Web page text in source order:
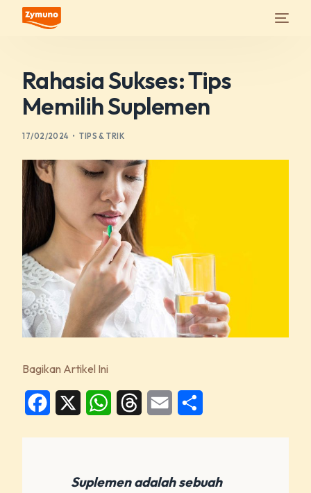
Rahasia Sukses: Tips
Memilih Suplemen
17/02/2024 TIPS & TRIK
Bagikan Artikel Ini
Facebook WhatsApp
Threads Email
Suplemen adalah sebuah